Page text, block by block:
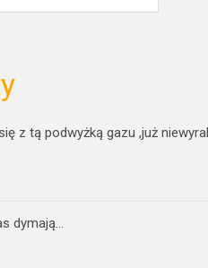
z tą podwyżką gazu ,już
dymają…